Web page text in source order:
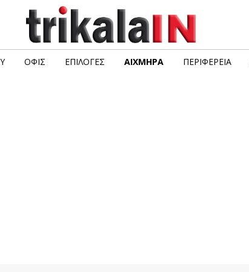
ΟΦΙΣ ΕΠΙΛΟΓΈΣ ΑΙΧΜΗΡΆ ΠΕΡΙΦΈΡΕΙΑ